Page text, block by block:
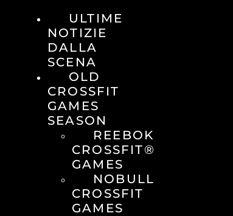
ULTIME
NOTIZIE
DALLA
SCENA
OLD
CROSSFIT
GAMES
SEASON
REEBOK
CROSSFIT®
GAMES
NOBULL
CROSSFIT
GAMES